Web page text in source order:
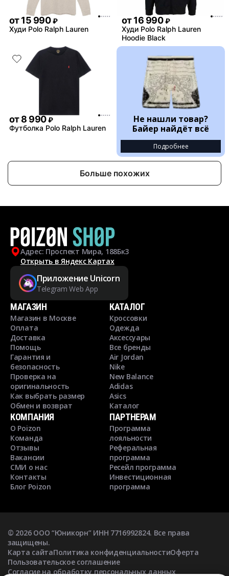
от15 990 ₽
Худи Polo Ralph Lauren
от16 990 ₽
Худи Polo Ralph Lauren
Hoodie Black
от8 990 ₽
Футболка Polo Ralph Lauren
Не нашли товар?
Байер найдёт всё
Подробнее
Больше похожих
Адрес: Проспект Мира, 188Бк3
Открыть в Яндекс Картах
Приложение Unicorn
Telegram Web App
МАГАЗИН
Магазин в Москве
Оплата
Доставка
Помощь
Гарантия и
безопасность
Проверка на
оригинальность
Как выбрать размер
Обмен и возврат
КАТАЛОГ
Кроссовки
Одежда
Аксессуары
Все бренды
Air Jordan
Nike
New Balance
Adidas
Asics
Каталог
КОМПАНИЯ
О Poizon
Команда
Отзывы
Вакансии
СМИ о нас
Контакты
Блог Poizon
ПАРТНЕРАМ
Программа
лояльности
Реферальная
программа
Ресейл программа
Инвестиционная
программа
© 2026ООО “Юникорн” ИНН 7716992824. Все права
защищены.
Карта сайтаПолитика конфиденциальностиОферта
Пользовательское соглашение
Согласие на обработку персональных данных